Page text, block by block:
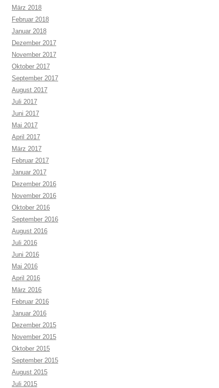
März 2018
Februar 2018
Januar 2018
Dezember 2017
November 2017
Oktober 2017
September 2017
August 2017
Juli 2017
Juni 2017
Mai 2017
April 2017
März 2017
Februar 2017
Januar 2017
Dezember 2016
November 2016
Oktober 2016
September 2016
August 2016
Juli 2016
Juni 2016
Mai 2016
April 2016
März 2016
Februar 2016
Januar 2016
Dezember 2015
November 2015
Oktober 2015
September 2015
August 2015
Juli 2015